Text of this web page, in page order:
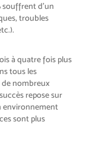
souffrent d’un
troubles
à quatre fois plus
tous les
de nombreux
reposesur
environnement
sont plus